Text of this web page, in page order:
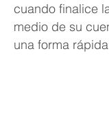
cuando finalice
medio de su
una forma